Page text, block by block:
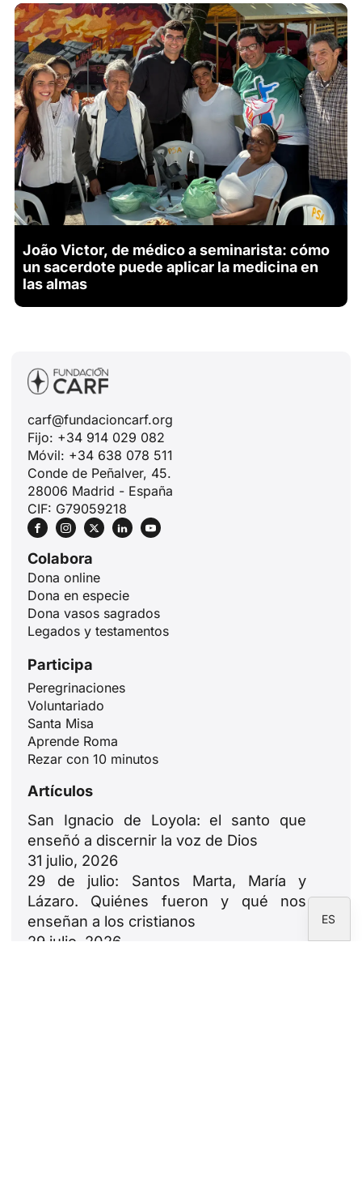
João Victor, de médico a seminarista: cómo
un sacerdote puede aplicar la medicina en
las almas
carf@fundacioncarf.org
Fijo: +34 914 029 082
Móvil: +34 638 078 511
Conde de Peñalver, 45.
28006 Madrid - España
CIF: G79059218
Colabora
Dona online
Dona en especie
Dona vasos sagrados
Legados y testamentos
Participa
Peregrinaciones
Voluntariado
Santa Misa
Aprende Roma
Rezar con 10 minutos
Artículos
San Ignacio de Loyola: el santo que
enseñó a discernir la voz de Dios
31 julio, 2026
29 de julio: Santos Marta, María y
Lázaro. Quiénes fueron y qué nos
enseñan a los cristianos
29 julio, 2026
ES